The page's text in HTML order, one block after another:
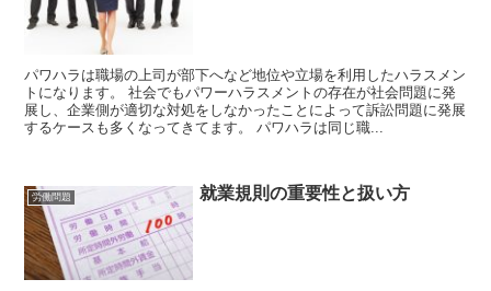
パワハラは職場の上司が部下へなど地位や立場を利用したハラスメン
トになります。 社会でもパワーハラスメントの存在が社会問題に発
展し、企業側が適切な対処をしなかったことによって訴訟問題に発展
するケースも多くなってきてます。 パワハラは同じ職...
労働問題 就業規則の重要性と扱い方